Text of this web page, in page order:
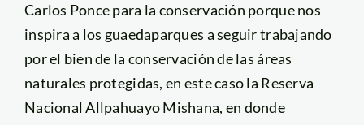
Carlos Ponce para la conservación porque nos
inspira a los guaedaparques a seguir trabajando
por el bien de la conservación de las áreas
naturales protegidas, en este caso la Reserva
Nacional Allpahuayo Mishana, en donde